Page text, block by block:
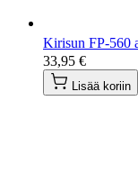
Kirisun FP-560
33,95 €
Lisää koriin